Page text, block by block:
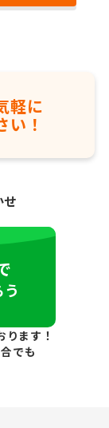
軽に
い！
ます！
でも